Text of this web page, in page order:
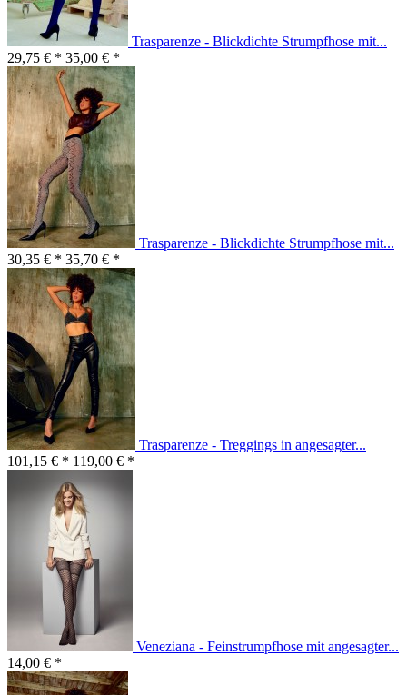
Trasparenze - Blickdichte Strumpfhose mit...
29,75 € * 35,00 € *
Trasparenze - Blickdichte Strumpfhose mit...
30,35 € * 35,70 € *
Trasparenze - Treggings in angesagter...
101,15 € * 119,00 € *
Veneziana - Feinstrumpfhose mit angesagter...
14,00 € *